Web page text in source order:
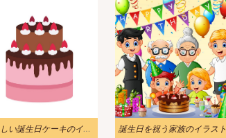
おいしい誕生日ケーキのイラスト 誕生日を祝う家族のイラスト